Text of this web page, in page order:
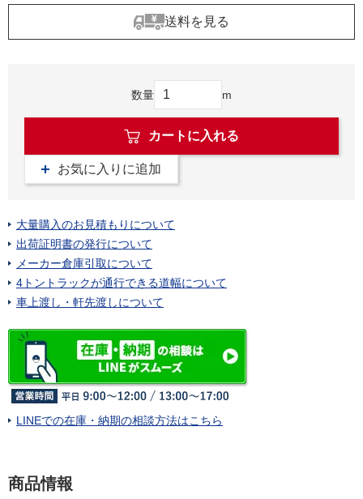
送料を見る
数量 m
カートに入れる
お気に入りに追加
大量購入のお見積もりについて
出荷証明書の発行について
メーカー倉庫引取について
4トントラックが通行できる道幅について
車上渡し・軒先渡しについて
LINEでの在庫・納期の相談方法はこちら
商品情報